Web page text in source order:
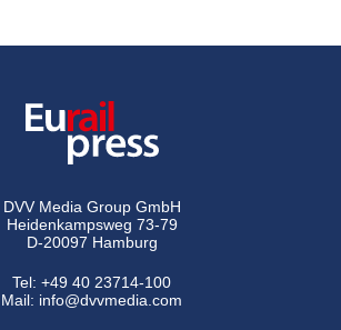
DVV Media Group GmbH
Heidenkampsweg 73-79
D-20097 Hamburg
Tel:+49 40 23714-100
Mail: info@dvvmedia.com